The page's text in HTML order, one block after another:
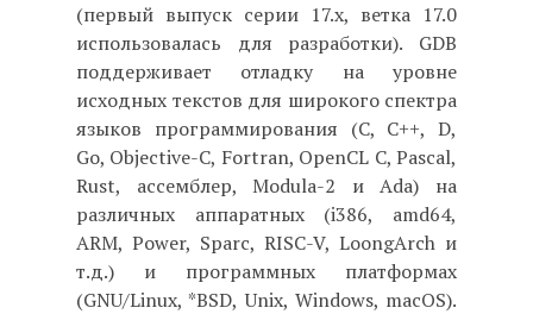
(первый выпуск серии 17.x, ветка 17.0
использовалась для разработки). GDB
поддерживает отладку на уровне
исходных текстов для широкого спектра
языков программирования (C, C++, D,
Go, Objective-C, Fortran, OpenCL C, Pascal,
Rust, ассемблер, Modula-2 и Ada) на
различных аппаратных (i386, amd64,
ARM, Power, Sparc, RISC-V, LoongArch и
т.д.) и программных платформах
(GNU/Linux, *BSD, Unix, Windows, macOS).